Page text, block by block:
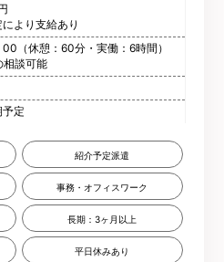
より支給あり
（休憩：60分・実働：6時間）
談可能
定
紹介予定派遣
事務・オフィスワーク
長期：3ヶ月以上
平日休みあり